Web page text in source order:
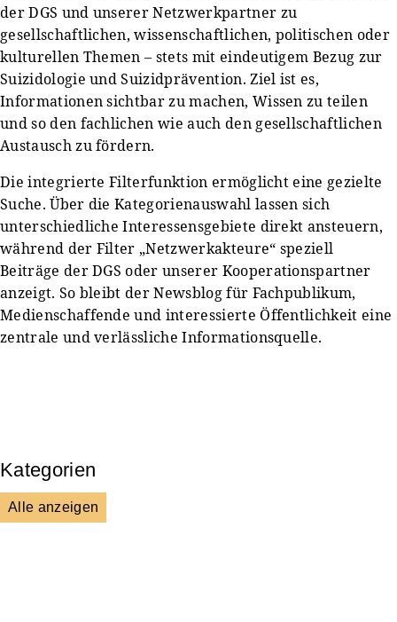
der DGS und unserer Netzwerkpartner zu
gesellschaftlichen, wissenschaftlichen, politischen oder
kulturellen Themen – stets mit eindeutigem Bezug zur
Suizidologie und Suizidprävention. Ziel ist es,
Informationen sichtbar zu machen, Wissen zu teilen
und so den fachlichen wie auch den gesellschaftlichen
Austausch zu fördern.
Die integrierte Filterfunktion ermöglicht eine gezielte
Suche. Über die Kategorienauswahl lassen sich
unterschiedliche Interessensgebiete direkt ansteuern,
während der Filter „Netzwerkakteure“ speziell
Beiträge der DGS oder unserer Kooperationspartner
anzeigt. So bleibt der Newsblog für Fachpublikum,
Medienschaffende und interessierte Öffentlichkeit eine
zentrale und verlässliche Informationsquelle.
Kategorien
Alle anzeigen